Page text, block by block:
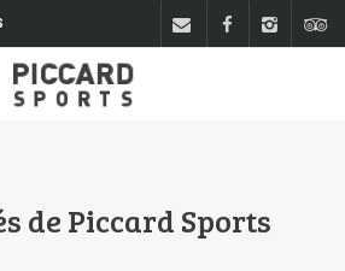
de Piccard Sports